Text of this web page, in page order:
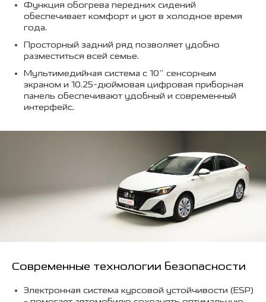
Функция обогрева передних сидений
обеспечивает комфорт и уют в холодное время
года.
Просторный задний ряд позволяет удобно
разместиться всей семье.
Мультимедийная система с 10” сенсорным
экраном и 10.25-дюймовая цифровая приборная
панель обеспечивают удобный и современный
интерфейс.
Современные технологии безопасности
Электронная система курсовой устойчивости (ESP)